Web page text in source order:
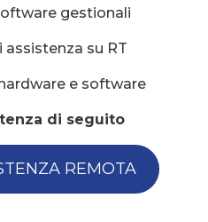
gestionali
su RT
e software
di seguito
REMOTA